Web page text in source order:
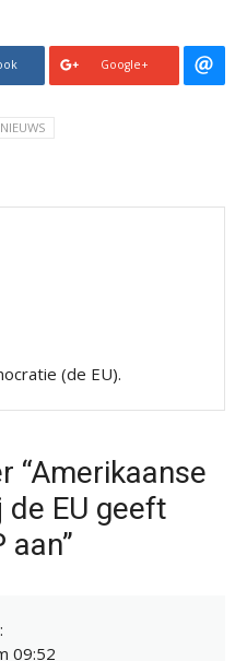
Google+
NIEUWS
(de EU).
“Amerikaanse
EU geeft
09:52